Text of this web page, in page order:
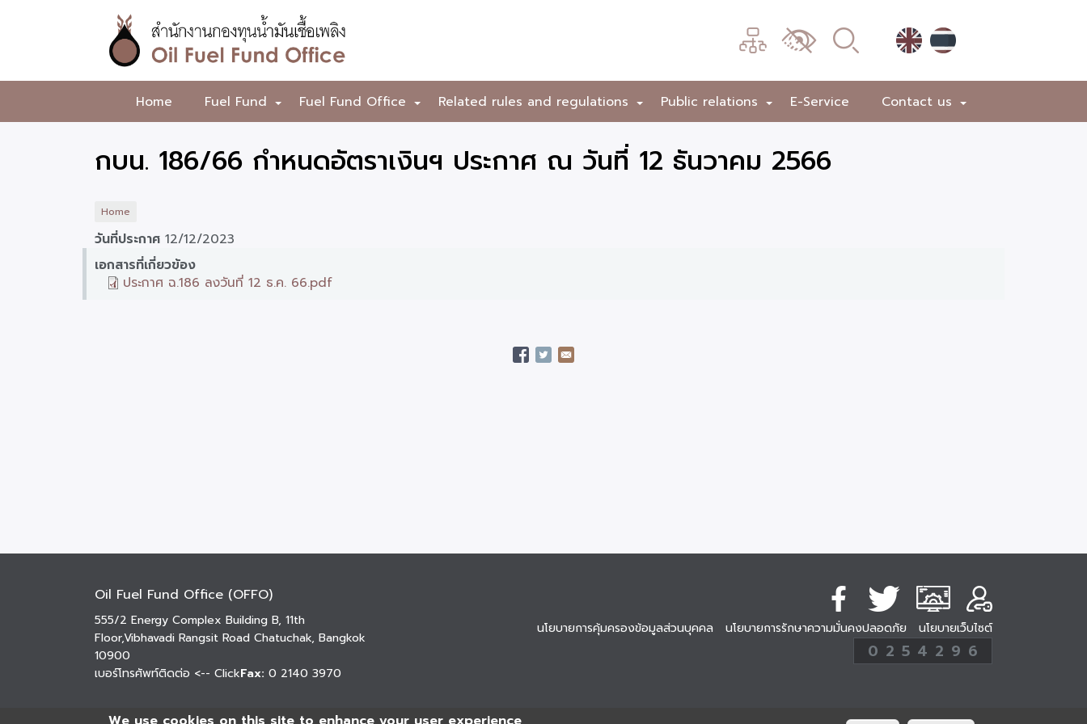
สำนักงาน
กองทุน
น้ำมัน
เพลิง
เมนู
เปลี่ยน
ผล
Home +
Fuel Fund +
Fuel Fund Office +
Related rules and regulations +
Public relations E-Service +
Contact us
กบน. 186/66 กำหนดอัตราเงินฯ ประกาศ ณ วันที่ 12 ธันวาคม 2566
Home
วันที่ประกาศ 12/12/2023
เอกสารที่เกี่ยวข้อง
ประกาศ ฉ.186 ลงวันที่ 12 ธ.ค. 66.pdf
Oil Fuel Fund Office (OFFO)
555/2 Energy Complex Building B, 11th
Floor,Vibhavadi Rangsit Road Chatuchak, Bangkok
10900
เบอร์โทรศัพท์ติดต่อ <-- ClickFax: 0 2140 3970
นโยบายการคุ้มครองข้อมูลส่วนบุคคล นโยบายการรักษาความมั่นคงปลอดภัย นโยบายเว็บไซต์
254296
ครั้ง
0 2 5 4 2 9 6